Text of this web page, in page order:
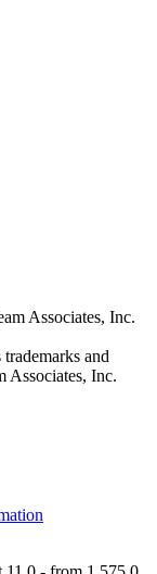
Associates, Inc.
and
Associates, Inc.